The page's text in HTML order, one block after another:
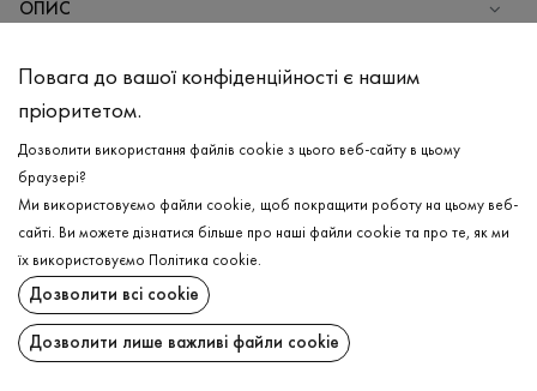
ОПИС
в складі якого високоякісна приємна до тіла бавовна, та
еластан, що надає виробу можливість тягнутись, та
комфортно лягати по фігурі.Боді з круглою горловиною, що
гармонічно підкреслює риси та застібається на кнопки.Завдяки
своїй універсальності, легко поєднується з одягом, та виглядає
СКЛАД
Бавовна - 95%, Еластан - 5%
ДОГЛЯД
ДОСТАВКА
ПОВЕРНЕННЯ
Повага до вашої конфіденційності є нашим
пріоритетом.
Дозволити використання файлів cookie з цього веб-сайту в цьому
браузері?
Ми використовуємо файли cookie, щоб покращити роботу на цьому веб-
сайті. Ви можете дізнатися більше про наші файли cookie та про те, як ми
їх використовуємо
Політика cookie.
Дозволити всі cookie
Дозволити лише важливі файли cookie